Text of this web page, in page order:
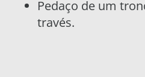
Pedaço de um
través.